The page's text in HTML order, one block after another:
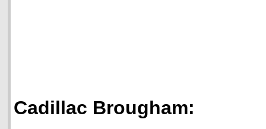
Cadillac Brougham: